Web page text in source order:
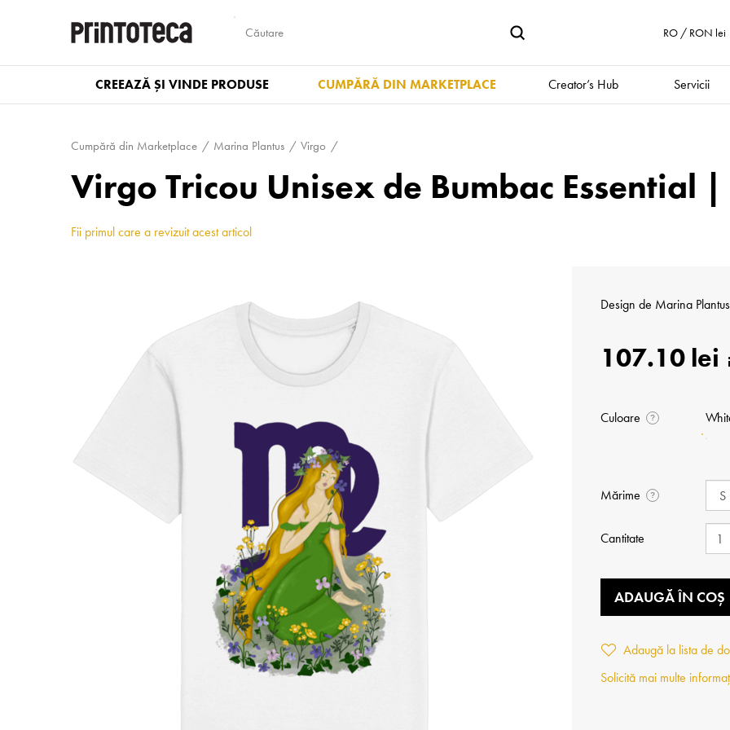
RO / RON lei
CREEAZĂ ȘI VINDE PRODUSE CUMPĂRĂ DIN MARKETPLACE Creator’s Hub Servicii
Cumpără din Marketplace Marina Plantus Virgo
Virgo Tricou Unisex de Bumbac Essential
Fii primul care a revizuit acest articol
Design de Marina Plantus
107.10 lei
Culoare ?
Mărime ?
Cantitate
ADAUGĂ ÎN COȘ
Adaugă la lista de
Solicită mai multe